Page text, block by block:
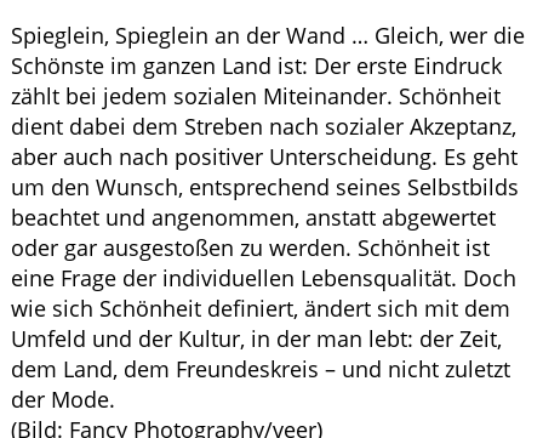
ELTERN UND KIND
Spieglein, Spieglein an der Wand … Gleich, wer die
Schönste im ganzen Land ist: Der erste Eindruck
zählt bei jedem sozialen Miteinander. Schönheit
dient dabei dem Streben nach sozialer Akzeptanz,
aber auch nach positiver Unterscheidung. Es geht
um den Wunsch, entsprechend seines Selbstbilds
beachtet und angenommen, anstatt abgewertet
oder gar ausgestoßen zu werden. Schönheit ist
eine Frage der individuellen Lebensqualität. Doch
wie sich Schönheit definiert, ändert sich mit dem
Umfeld und der Kultur, in der man lebt: der Zeit,
dem Land, dem Freundeskreis – und nicht zuletzt
der Mode.
(Bild: Fancy Photography/veer)